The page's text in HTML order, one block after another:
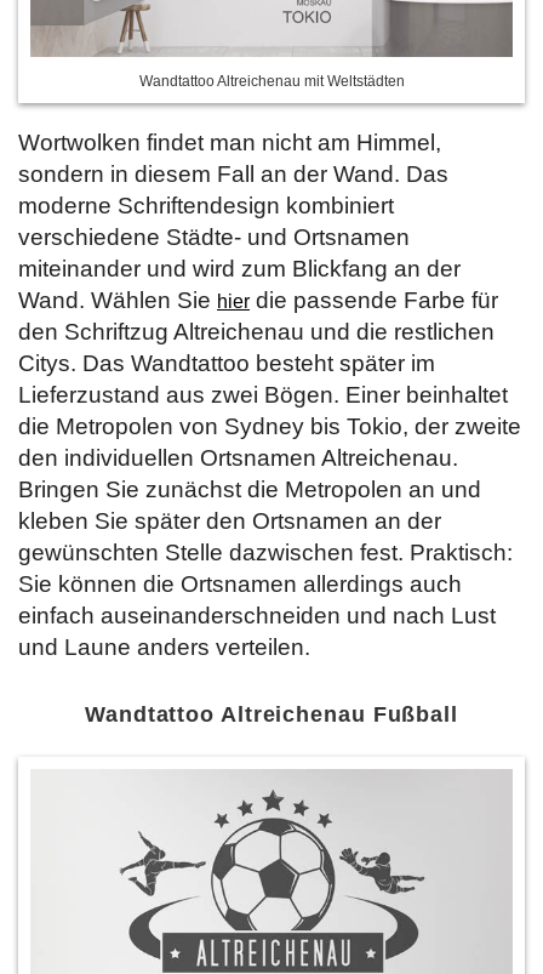
Wandtattoo Altreichenau mit Weltstädten
Wortwolken findet man nicht am Himmel,
sondern in diesem Fall an der Wand. Das
moderne Schriftendesign kombiniert
verschiedene Städte- und Ortsnamen
miteinander und wird zum Blickfang an der
Wand. Wählen Sie hier die passende Farbe für
den Schriftzug Altreichenau und die restlichen
Citys. Das Wandtattoo besteht später im
Lieferzustand aus zwei Bögen. Einer beinhaltet
die Metropolen von Sydney bis Tokio, der zweite
den individuellen Ortsnamen Altreichenau.
Bringen Sie zunächst die Metropolen an und
kleben Sie später den Ortsnamen an der
gewünschten Stelle dazwischen fest. Praktisch:
Sie können die Ortsnamen allerdings auch
einfach auseinanderschneiden und nach Lust
und Laune anders verteilen.
Wandtattoo Altreichenau Fußball